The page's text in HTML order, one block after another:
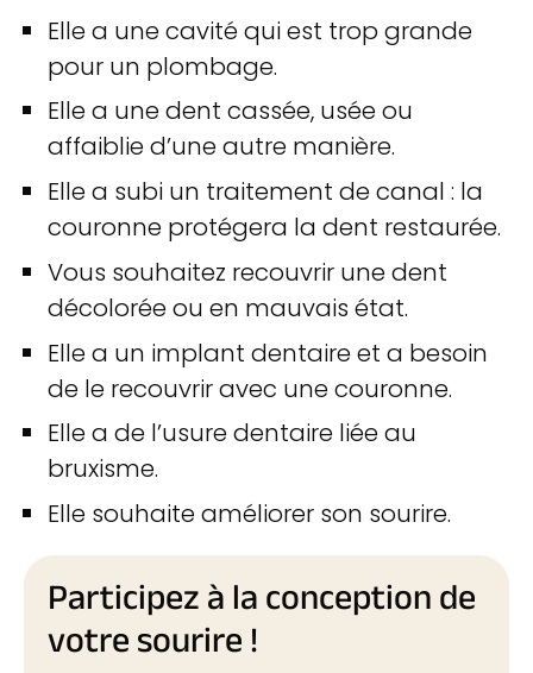
Elle a une cavité qui est trop grande
pour un plombage.
Elle a une dent cassée, usée ou
affaiblie d’une autre manière.
Elle a subi un traitement de canal : la
couronne protégera la dent restaurée.
Vous souhaitez recouvrir une dent
décolorée ou en mauvais état.
Elle a un implant dentaire et a besoin
de le recouvrir avec une couronne.
Elle a de l’usure dentaire liée au
bruxisme.
Elle souhaite améliorer son sourire.
Participez à la conception de
votre sourire !